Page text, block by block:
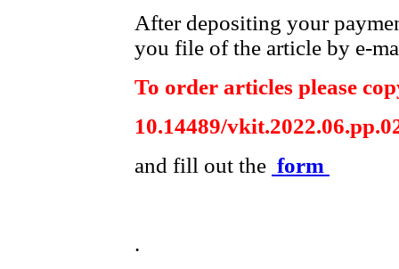
After depositing your
you file of the article by e-
To order articles please
10.14489/
and fill out the form
.